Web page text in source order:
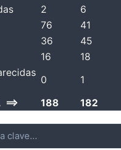
2 6
76 41
36 45
16 18
0 1
188 182